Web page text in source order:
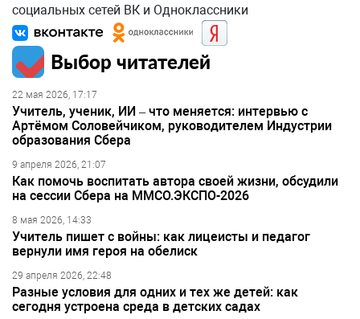
социальных сетей ВК и Одноклассники
Выбор читателей
22 мая 2026, 17:17
Учитель, ученик, ИИ – что меняется: интервью с
Артёмом Соловейчиком, руководителем Индустрии
образования Сбера
9 апреля 2026, 21:07
Как помочь воспитать автора своей жизни, обсудили
на сессии Сбера на ММСО.ЭКСПО-2026
8 мая 2026, 14:33
Учитель пишет с войны: как лицеисты и педагог
вернули имя героя на обелиск
29 апреля 2026, 22:48
Разные условия для одних и тех же детей: как
сегодня устроена среда в детских садах